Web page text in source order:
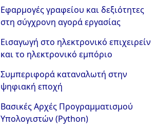
Εφαρμογές γραφείου και δεξιότητες
στη σύγχρονη αγορά εργασίας
Εισαγωγή στο ηλεκτρονικό επιχειρείν
και το ηλεκτρονικό εμπόριο
Συμπεριφορά καταναλωτή στην
ψηφιακή εποχή
Βασικές Αρχές Προγραμματισμού
Υπολογιστών (Python)